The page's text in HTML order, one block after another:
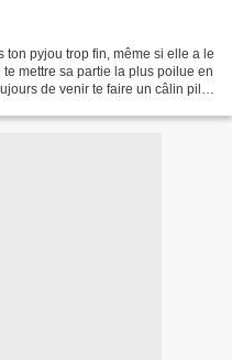
ton pyjou trop fin, même si elle a le
mettre sa partie la plus poilue en
de venir te faire un câlin pile